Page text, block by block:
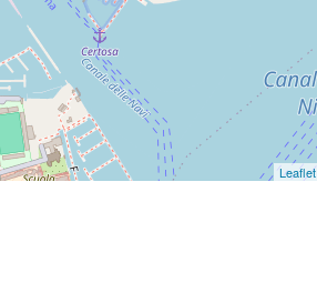
Leaflet